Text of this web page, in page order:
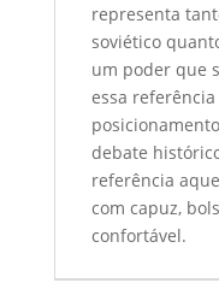
representa
soviético
um poder que
essa
debate
referência
com capuz,
confortável.